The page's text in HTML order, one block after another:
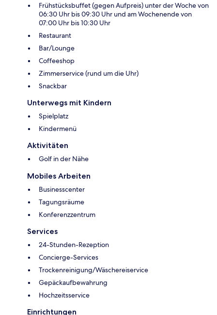
Frühstücksbuffet (gegen Aufpreis) unter der Woche von
06:30 Uhr bis 09:30 Uhr und am Wochenende von
07:00 Uhr bis 10:30 Uhr
Restaurant
Bar/Lounge
Coffeeshop
Zimmerservice (rund um die Uhr)
Snackbar
Unterwegs mit Kindern
Spielplatz
Kindermenü
Aktivitäten
Golf in der Nähe
Mobiles Arbeiten
Businesscenter
Tagungsräume
Konferenzzentrum
Services
24-Stunden-Rezeption
Concierge-Services
Trockenreinigung/Wäschereiservice
Gepäckaufbewahrung
Hochzeitsservice
Einrichtungen